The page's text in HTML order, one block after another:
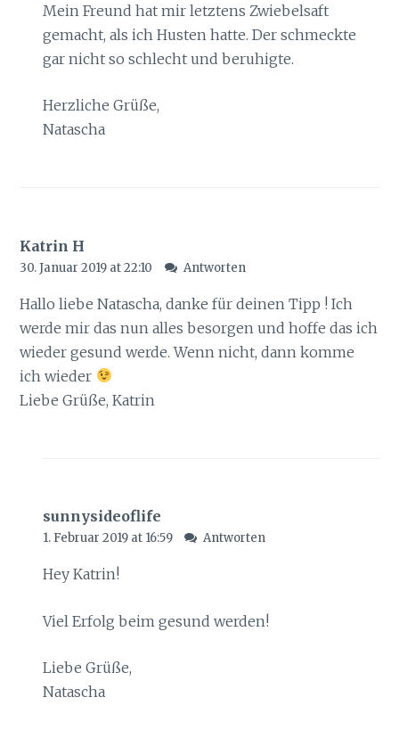
Mein Freund hat mir letztens Zwiebelsaft
gemacht, als ich Husten hatte. Der schmeckte
gar nicht so schlecht und beruhigte.
Herzliche Grüße,
Natascha
Katrin H
30. Januar 2019 at 22:10 Antworten
Hallo liebe Natascha, danke für deinen Tipp ! Ich
werde mir das nun alles besorgen und hoffe das ich
wieder gesund werde. Wenn nicht, dann komme
ich wieder
Liebe Grüße, Katrin
sunnysideoflife
1. Februar 2019 at 16:59 Antworten
Hey Katrin!
Viel Erfolg beim gesund werden!
Liebe Grüße,
Natascha